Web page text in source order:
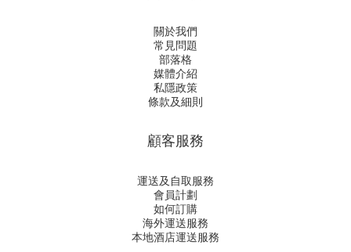
關於我們
常見問題
部落格
媒體介紹
私隱政策
條款及細則
顧客服務
運送及自取服務
會員計劃
如何訂購
海外運送服務
本地酒店運送服務